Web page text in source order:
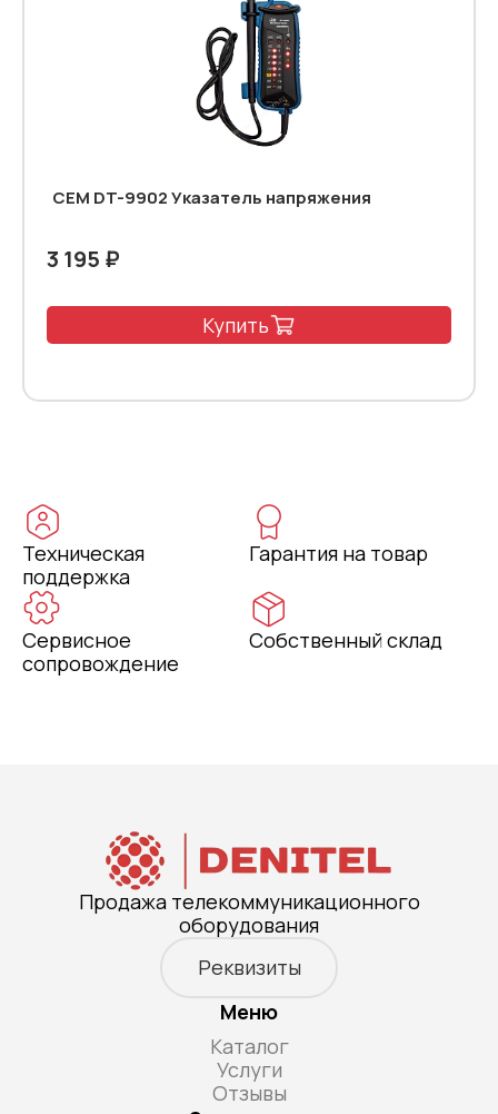
CEM DT-9902 Указатель напряжения
3 195 ₽
Купить
Техническая
поддержка
Гарантия на товар
Сервисное
сопровождение
Собственный склад
Продажа телекоммуникационного
оборудования
Реквизиты
Меню
Каталог
Услуги
Отзывы